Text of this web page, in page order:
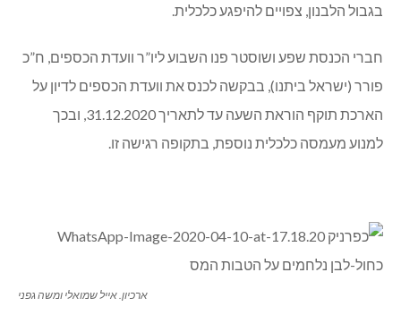
בגבול הלבנון, צפויים להיפגע כלכלית.
חברי הכנסת שפע ושוסטר פנו השבוע ליו”ר וועדת הכספים, ח”כ
פורר (ישראל ביתנו), בבקשה לכנס את וועדת הכספים לדיון על
הארכת תוקף הוראת השעה עד לתאריך 31.12.2020, ובכך
למנוע מעמסה כלכלית נוספת, בתקופה רגישה זו.
ארכיון. אייל שמואלי ומשה גפני